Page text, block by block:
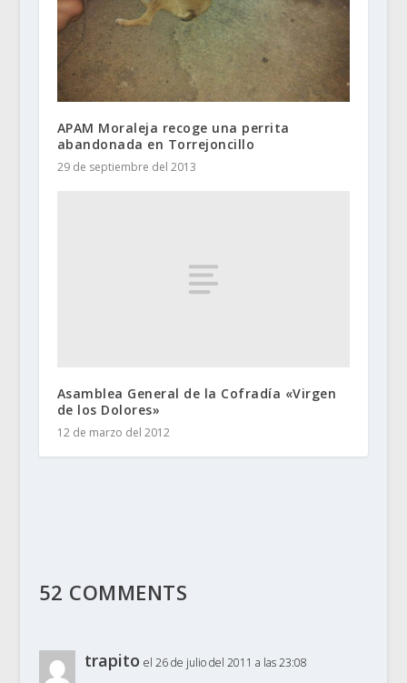
APAM Moraleja recoge una perrita
abandonada en Torrejoncillo
29 de septiembre del 2013
Asamblea General de la Cofradía «Virgen
de los Dolores»
12 de marzo del 2012
52 COMMENTS
trapito el 26 de julio del 2011 a las 23:08